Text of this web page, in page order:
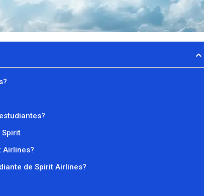
Spirit
Airlines?
de Spirit Airlines?